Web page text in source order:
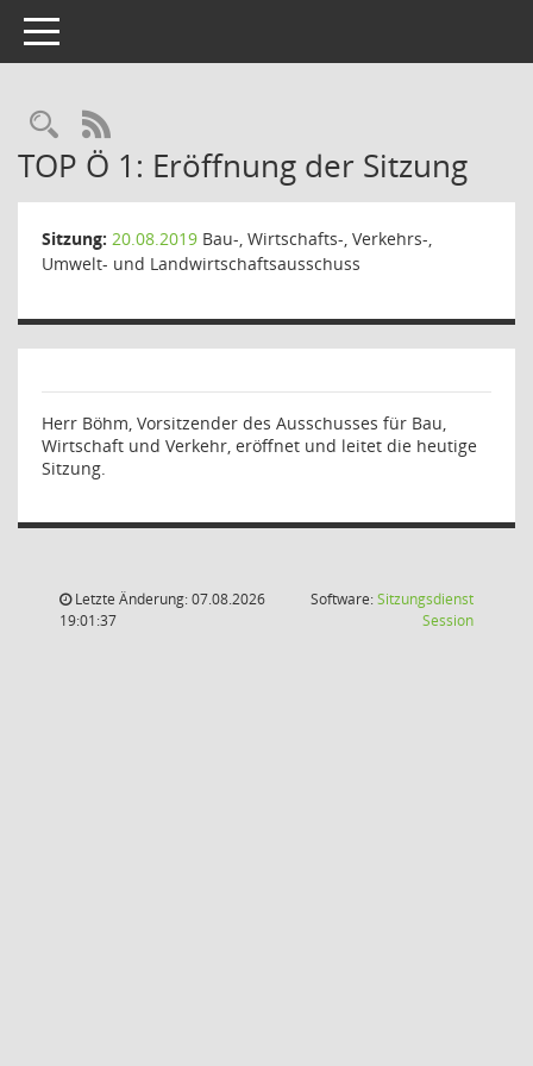
Toggle navigation
Rechercheauswahl
RSS-Feed
TOP Ö 1: Eröffnung der Sitzung
Sitzung: 20.08.2019 Bau-, Wirtschafts-, Verkehrs-,
Umwelt- und Landwirtschaftsausschuss
Herr Böhm, Vorsitzender des Ausschusses für Bau,
Wirtschaft und Verkehr, eröffnet und leitet die heutige
Sitzung.
Letzte Änderung: 07.08.2026
19:01:37
Software:Sitzungsdienst
Session(Wird in